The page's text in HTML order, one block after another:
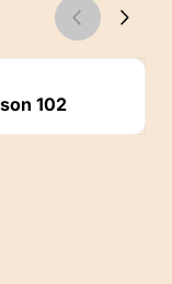
102